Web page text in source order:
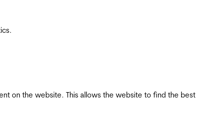
on the website. This allows the website to find the best